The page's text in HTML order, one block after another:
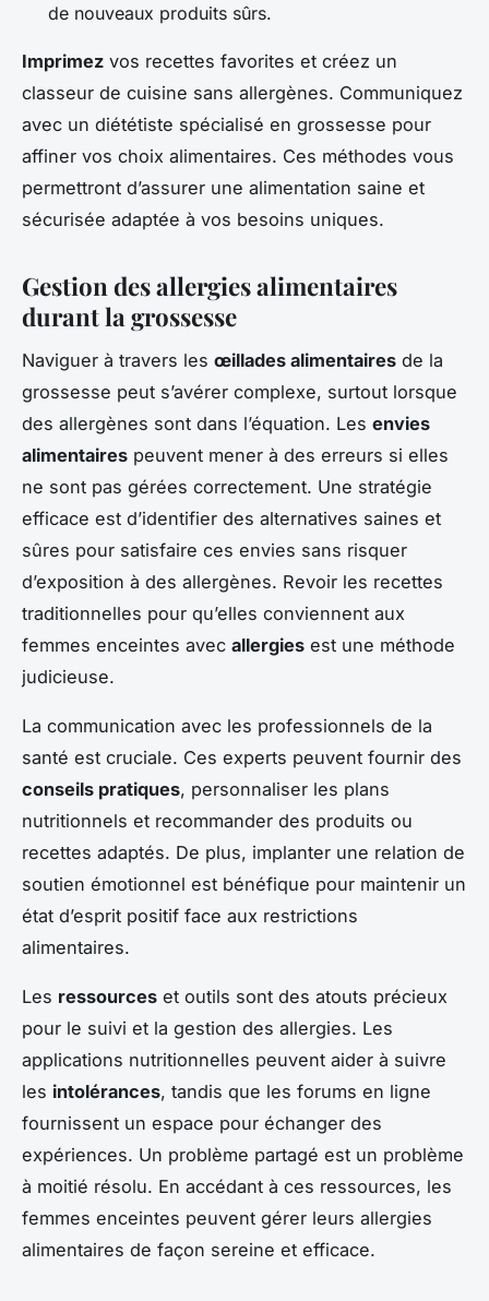
de nouveaux produits sûrs.
Imprimez vos recettes favorites et créez un
classeur de cuisine sans allergènes. Communiquez
avec un diététiste spécialisé en grossesse pour
affiner vos choix alimentaires. Ces méthodes vous
permettront d’assurer une alimentation saine et
sécurisée adaptée à vos besoins uniques.
Gestion des allergies alimentaires
durant la grossesse
Naviguer à travers les œillades alimentaires de la
grossesse peut s’avérer complexe, surtout lorsque
des allergènes sont dans l’équation. Les envies
alimentaires peuvent mener à des erreurs si elles
ne sont pas gérées correctement. Une stratégie
efficace est d’identifier des alternatives saines et
sûres pour satisfaire ces envies sans risquer
d’exposition à des allergènes. Revoir les recettes
traditionnelles pour qu’elles conviennent aux
femmes enceintes avec allergies est une méthode
judicieuse.
La communication avec les professionnels de la
santé est cruciale. Ces experts peuvent fournir des
conseils pratiques, personnaliser les plans
nutritionnels et recommander des produits ou
recettes adaptés. De plus, implanter une relation de
soutien émotionnel est bénéfique pour maintenir un
état d’esprit positif face aux restrictions
alimentaires.
Les ressources et outils sont des atouts précieux
pour le suivi et la gestion des allergies. Les
applications nutritionnelles peuvent aider à suivre
les intolérances, tandis que les forums en ligne
fournissent un espace pour échanger des
expériences. Un problème partagé est un problème
à moitié résolu. En accédant à ces ressources, les
femmes enceintes peuvent gérer leurs allergies
alimentaires de façon sereine et efficace.